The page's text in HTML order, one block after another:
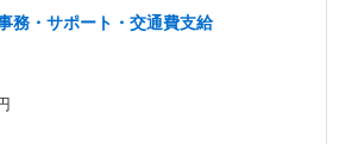
務・サポート・交通費支給